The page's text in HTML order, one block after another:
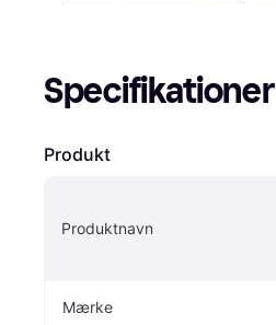
Specifikationer
Produkt
Produktnavn
Mærke